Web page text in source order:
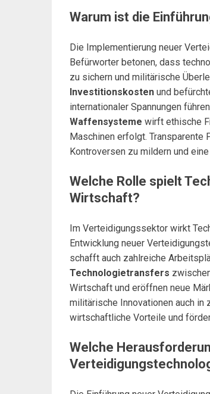
Warum ist die
Die Implementierung neuer
Befürworter betonen, dass
zu sichern und militärische
Investitionskosten und
internationaler Spannungen
Waffensysteme wirft ethische
Maschinen erfolgt. Transparente
Kontroversen zu mildern und
Welche Rolle spielt
Wirtschaft?
Im Verteidigungssektor wirkt
Entwicklung neuer
schafft auch zahlreiche
Technologietransfers
Wirtschaft und eröffnen neue
militärische Innovationen auch in
wirtschaftliche Vorteile und
Welche